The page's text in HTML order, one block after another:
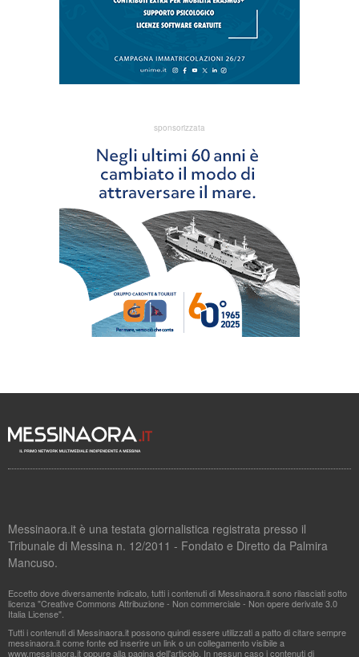
sponsorizzata
Messinaora.it è una testata giornalistica registrata presso il
Tribunale di Messina n. 12/2011 - Fondato e Diretto da Palmira
Mancuso.
Eccetto dove diversamente indicato, tutti i contenuti di Messinaora.it sono rilasciati sotto
licenza "Creative Commons Attribuzione - Non commerciale - Non opere derivate 3.0
Italia License".
Tutti i contenuti di Messinaora.it possono quindi essere utilizzati a patto di citare sempre
messinaora.it come fonte ed inserire un link o un collegamento visibile a
www.messinaora.it oppure alla pagina dell'articolo. In nessun caso i contenuti di